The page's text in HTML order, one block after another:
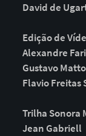
David de
Edição de
Alexandre
Gustavo
Flavio Freitas
Trilha Sonora
Jean Gabriell